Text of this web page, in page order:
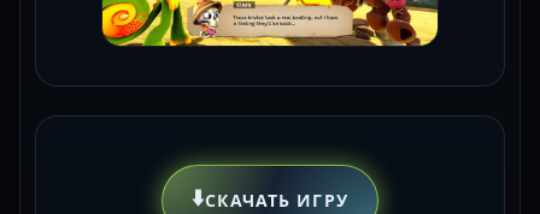
⬇️СКАЧАТЬ ИГРУ